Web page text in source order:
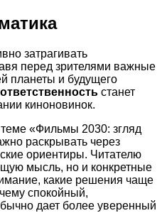
затрагивать
перед зрителями важные
планеты и будущего
станет
киноновинок.
«Фильмы 2030: згляд
раскрывать через
ориентиры. Читателю
мысль, но и конкретные
какие решения чаще
спокойный,
дает более уверенный